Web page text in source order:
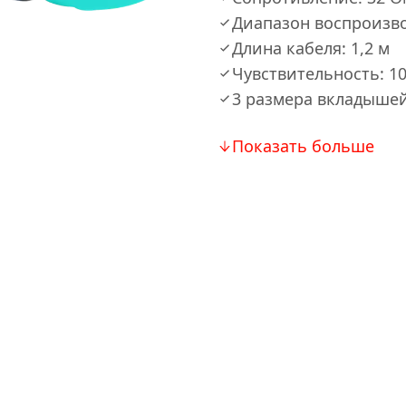
Диапазон
Длина кабеля: 1,2 м
Чувствительность:
3 размера
Показать больше